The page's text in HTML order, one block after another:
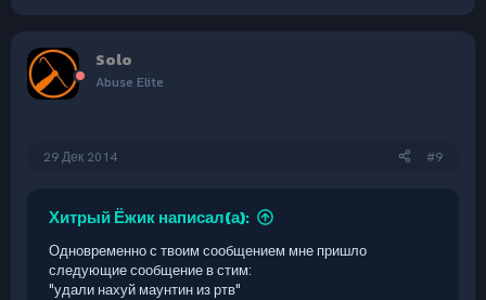
ц
и
и
Solo
Abuse Elite
29 Дек 2014 #9
Хитрый Ёжик написал(а):
Одновременно с твоим сообщением мне пришло
следующие сообщение в стим:
"удали нахуй маунтин из ртв"